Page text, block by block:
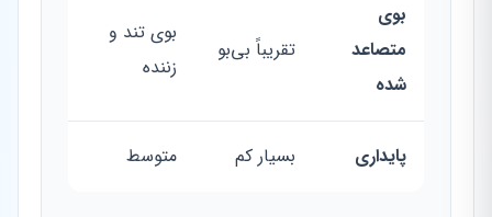
بوی
متصاعد
شده
تقریباً بی‌بو
بوی تند و
زننده
پایداری بسیار کم متوسط